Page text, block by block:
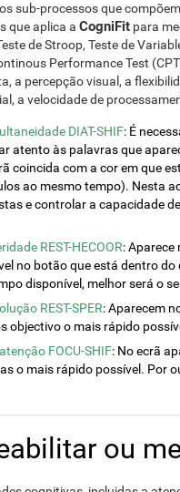
sub-processos que
que aplica a CogniFit para
de Stroop, Teste de
Performance Test
a percepção visual, a
a velocidade de
DIAT-SHIF: É
atento às palavras que
coincida com a cor em que
ao mesmo tempo). Nesta
e controlar a capacidade
REST-HECOOR: Aparece
no botão que está dentro
disponível, melhor será o
REST-SPER: Aparecem
objectivo o mais rápido
FOCU-SHIF: No ecrã
o mais rápido possível. Por
ou